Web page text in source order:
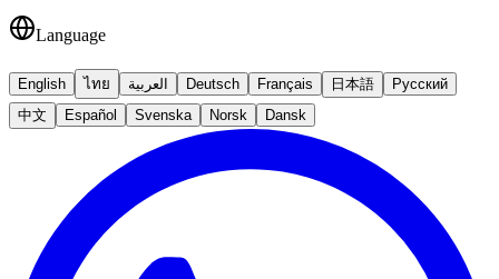
Language
English ไทย العربية Deutsch Français 日本語
Русский
中文
Español Svenska Norsk Dansk